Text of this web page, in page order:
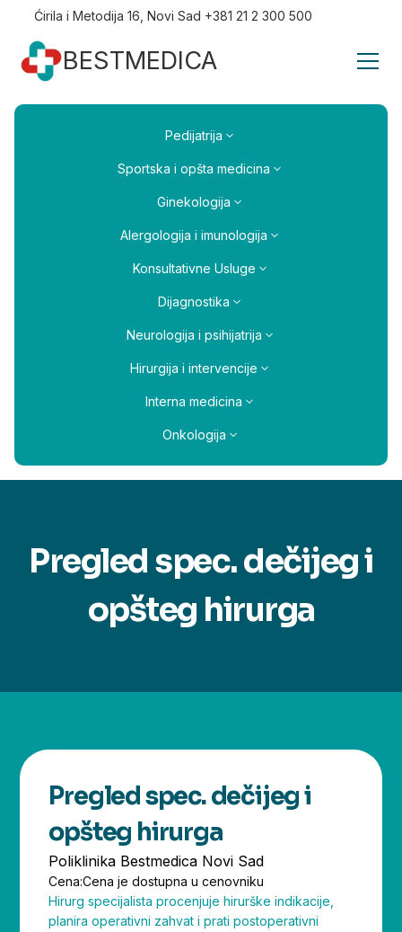
Ćirila i Metodija 16, Novi Sad +381 21 2 300 500
BESTMEDICA
Pedijatrija
Sportska i opšta medicina
Ginekologija
Alergologija i imunologija
Konsultativne Usluge
Dijagnostika
Neurologija i psihijatrija
Hirurgija i intervencije
Interna medicina
Onkologija
Pregled spec. dečijeg i
opšteg hirurga
Pregled spec. dečijeg i
opšteg hirurga
Poliklinika Bestmedica Novi Sad
Cena:Cena je dostupna u cenovniku
Hirurg specijalista procenjuje hirurške indikacije,
planira operativni zahvat i prati postoperativni